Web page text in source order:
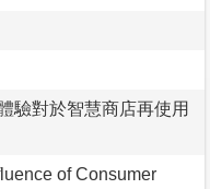
驗對於智慧商店再使用
of Consumer